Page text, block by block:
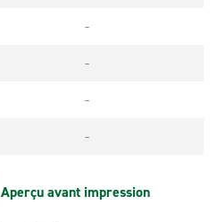
-
-
-
-
Aperçu avant impression